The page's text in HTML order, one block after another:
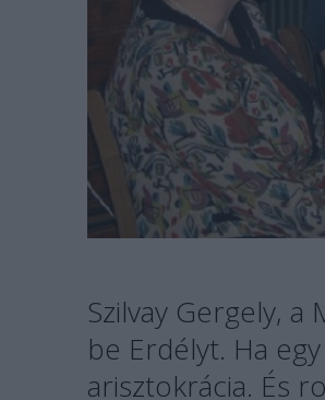
Szilvay Gergely,
be Erdélyt. Ha
arisztokrácia. És